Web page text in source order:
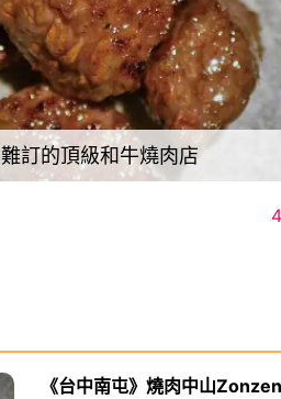
訂的頂級和牛燒肉店
《台中南屯》燒肉中山